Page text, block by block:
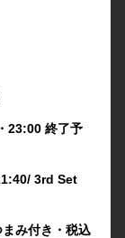
23:00 終了予
3rd Set
み付き・税込